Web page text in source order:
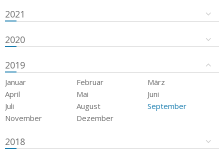
2021
2020
2019
Januar Februar
März
April
Mai
Juni
Juli
August
September
November
Dezember
2018